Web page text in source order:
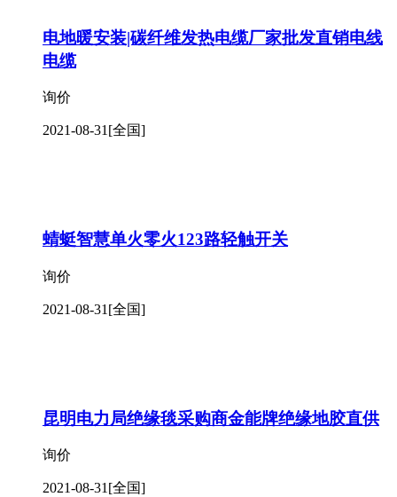
电地暖安装|碳纤维发热电缆厂家批发直销电线
电缆
询价
2021-08-31[全国]
蜻蜓智慧单火零火123路轻触开关
询价
2021-08-31 [全国]
昆明电力局绝缘毯采购商金能牌绝缘地胶直供
询价
2021-08-31 [全国]